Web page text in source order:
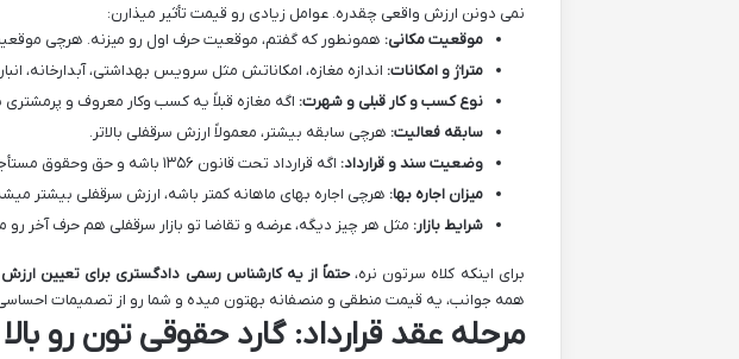
نمی دونن ارزش واقعی چقدره. عوامل زیادی رو قیمت تأثیر میذارن:
موقعیت مکانی: همونطور که گفتم، موقعیت حرف اول رو میزنه. هرچی موقعیت
متراژ و امکانات: اندازه مغازه، امکاناتش مثل سرویس بهداشتی، آبدارخانه،
نوع کسب و کار قبلی و شهرت: اگه مغازه قبلاً یه کسب وکار معروف و
سابقه فعالیت: هرچی سابقه بیشتر، معمولاً ارزش سرقفلی بالاتر.
وضعیت سند و قرارداد: اگه قرارداد تحت قانون ۱۳۵۶ باشه و حق وحقوق مستأجر تضمین شده باشه، ارزش بالاتری داره.
میزان اجاره بها: هرچی اجاره بهای ماهانه کمتر باشه، ارزش سرقفلی بیشتر
شرایط بازار: مثل هر چیز دیگه، عرضه و تقاضا تو بازار سرقفلی هم حرف آخر رو
برای اینکه کلاه سرتون نره،حتماً از یه کارشناس رسمی دادگستری برای تعیین
همه جوانب، یه قیمت منطقی و منصفانه بهتون میده و شما رو از تصمیمات احساسی
مرحله عقد قرارداد: گارد حقوقی تون رو